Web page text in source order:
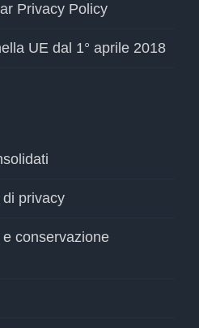
Privacy Policy
UE dal 1° aprile 2018
privacy
conservazione